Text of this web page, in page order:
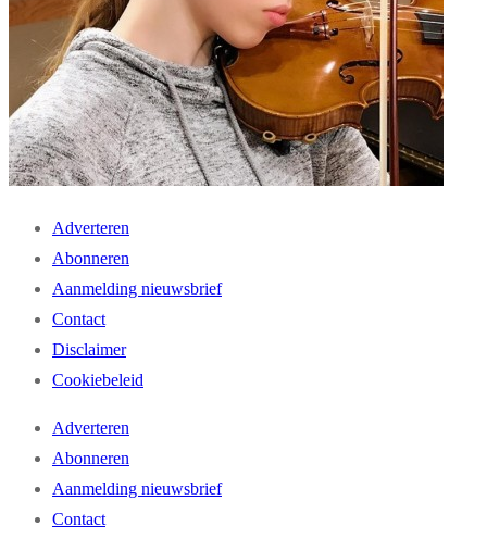
Adverteren
Abonneren
Aanmelding nieuwsbrief
Contact
Disclaimer
Cookiebeleid
Adverteren
Abonneren
Aanmelding nieuwsbrief
Contact